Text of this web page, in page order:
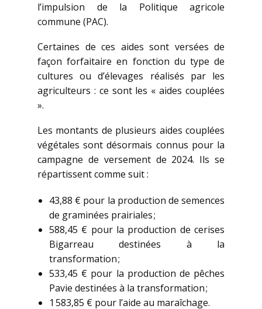
l’impulsion de la Politique agricole
commune (PAC).
Certaines de ces aides sont versées de
façon forfaitaire en fonction du type de
cultures ou d’élevages réalisés par les
agriculteurs : ce sont les « aides couplées
».
Les montants de plusieurs aides couplées
végétales sont désormais connus pour la
campagne de versement de 2024. Ils se
répartissent comme suit :
43,88 € pour la production de semences
de graminées prairiales ;
588,45 € pour la production de cerises
Bigarreau destinées à la
transformation ;
533,45 € pour la production de pêches
Pavie destinées à la transformation ;
1 583,85 € pour l’aide au maraîchage.